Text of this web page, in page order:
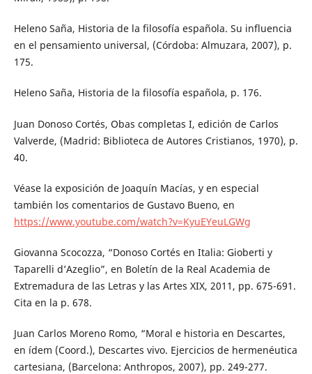
Heleno Saña, Historia de la filosofía española. Su influencia
en el pensamiento universal, (Córdoba: Almuzara, 2007), p.
175.
Heleno Saña, Historia de la filosofía española, p. 176.
Juan Donoso Cortés, Obas completas I, edición de Carlos
Valverde, (Madrid: Biblioteca de Autores Cristianos, 1970), p.
40.
Véase la exposición de Joaquín Macías, y en especial
también los comentarios de Gustavo Bueno, en
https://www.youtube.com/watch?v=KyuEYeuLGWg
Giovanna Scocozza, “Donoso Cortés en Italia: Gioberti y
Taparelli d’Azeglio”, en Boletín de la Real Academia de
Extremadura de las Letras y las Artes XIX, 2011, pp. 675-691.
Cita en la p. 678.
Juan Carlos Moreno Romo, “Moral e historia en Descartes,
en ídem (Coord.), Descartes vivo. Ejercicios de hermenéutica
cartesiana, (Barcelona: Anthropos, 2007), pp. 249-277.